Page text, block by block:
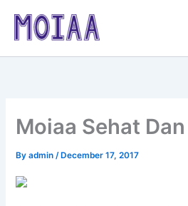
content
Moiaa Sehat
Byadmin/ December 17, 2017